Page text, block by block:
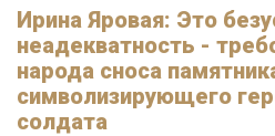
Ирина Яровая: Это
неадекватность -
народа сноса
символизирующего
солдата